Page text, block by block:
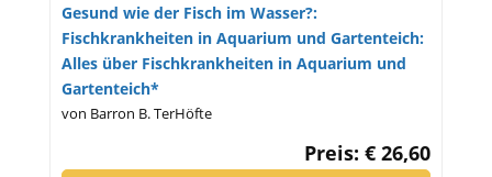
Gesund wie der Fisch im Wasser?:
Fischkrankheiten in Aquarium und Gartenteich:
Alles über Fischkrankheiten in Aquarium und
Gartenteich*
von Barron B. TerHöfte
Preis: € 26,60